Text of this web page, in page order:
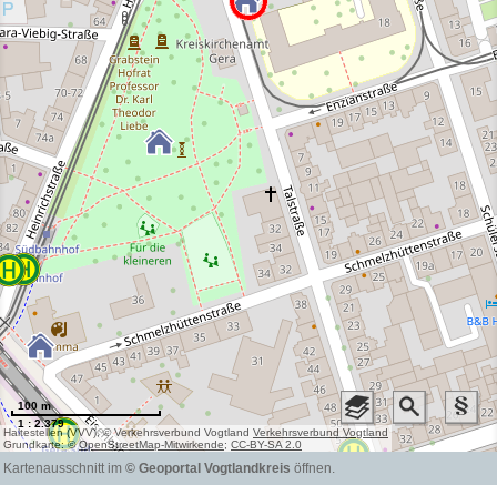
Haltestellen (VVV), © Verkehrsverbund Vogtland Verkehrsverbund Vogtland
Grundkarte: ©OpenStreetMap-Mitwirkende; CC-BY-SA 2.0
100 m
1 : 2.379
Kartenausschnitt im © Geoportal Vogtlandkreis öffnen.